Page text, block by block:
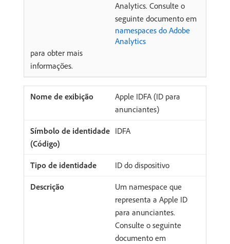
Analytics. Consulte o
seguinte documento em
namespaces do Adobe
Analytics
para obter mais
informações.
Apple IDFA (ID para
anunciantes)
IDFA
ID do dispositivo
Um namespace que
representa a Apple ID
para anunciantes.
Consulte o seguinte
documento em